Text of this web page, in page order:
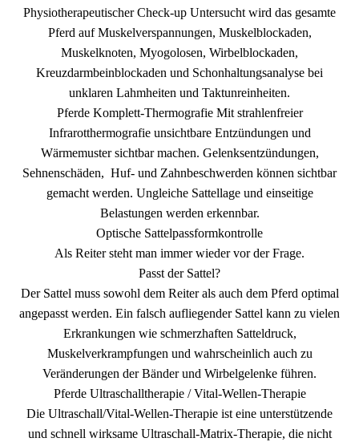
Physiotherapeutischer Check-up Untersucht wird das gesamte
Pferd auf Muskelverspannungen, Muskelblockaden,
Muskelknoten, Myogolosen, Wirbelblockaden,
Kreuzdarmbeinblockaden und Schonhaltungsanalyse bei
unklaren Lahmheiten und Taktunreinheiten.
Pferde Komplett-Thermografie Mit strahlenfreier
Infrarotthermografie unsichtbare Entzündungen und
Wärmemuster sichtbar machen. Gelenksentzündungen,
Sehnenschäden, Huf- und Zahnbeschwerden können sichtbar
gemacht werden. Ungleiche Sattellage und einseitige
Belastungen werden erkennbar.
Optische Sattelpassformkontrolle
Als Reiter steht man immer wieder vor der Frage.
Passt der Sattel?
Der Sattel muss sowohl dem Reiter als auch dem Pferd optimal
angepasst werden. Ein falsch aufliegender Sattel kann zu vielen
Erkrankungen wie schmerzhaften Satteldruck,
Muskelverkrampfungen und wahrscheinlich auch zu
Veränderungen der Bänder und Wirbelgelenke führen.
Pferde Ultraschalltherapie / Vital-Wellen-Therapie
Die Ultraschall/Vital-Wellen-Therapie ist eine unterstützende
und schnell wirksame Ultraschall-Matrix-Therapie, die nicht